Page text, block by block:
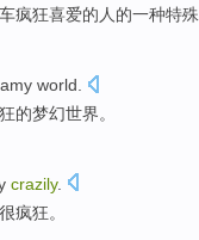
车疯狂喜爱的 人 的一种特殊
world
的梦幻世界。
crazily.
疯狂。